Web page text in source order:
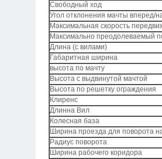
Свободный ход
Угол отклонения мачты вперед/
Максимальная скорость
Максимально преодолеваемый
Длина (с вилами)
Габаритная ширина
высота по мачту
Высота с выдвинутой мачтой
Высота по решетку ограждения
Клиренс
Длинна Вил
Колесная база
Ширина проезда для поворота
Радиус поворота
Ширина рабочего коридора